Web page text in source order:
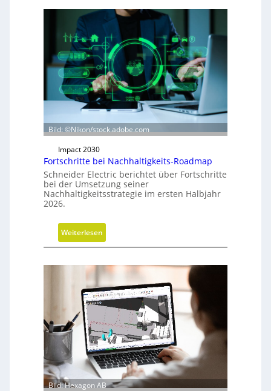
a
u
s
r
i
c
h
u
d
e
r
c
ä
f
t
s
f
ü
h
r
u
n
Bild: ©Nikon/stock.adobe.com
Impact 2030
Fortschritte bei Nachhaltigkeits-Roadmap
Schneider Electric berichtet über Fortschritte
bei der Umsetzung seiner
Nachhaltigkeitsstrategie im ersten Halbjahr
2026.
Weiterlesen
F
s
c
h
r
i
t
t
e
Bild: Hexagon AB